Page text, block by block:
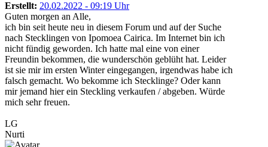
Erstellt: 20.02.2022 - 09:19 Uhr
Guten morgen an Alle,
ich bin seit heute neu in diesem Forum und auf der Suche
nach Stecklingen von Ipomoea Cairica. Im Internet bin ich
nicht fündig geworden. Ich hatte mal eine von einer
Freundin bekommen, die wunderschön geblüht hat. Leider
ist sie mir im ersten Winter eingegangen, irgendwas habe ich
falsch gemacht. Wo bekomme ich Stecklinge? Oder kann
mir jemand hier ein Steckling verkaufen / abgeben. Würde
mich sehr freuen.
LG
Nurti